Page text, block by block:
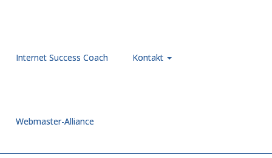
Internet Success Coach Kontakt
Webmaster-Alliance